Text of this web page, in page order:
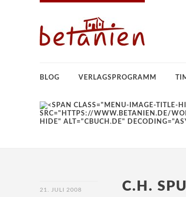
BLOG VERLAGSPROGRAMM
21. JULI 2008
C.H.